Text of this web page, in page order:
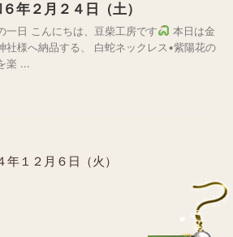
年２月２４日（土）
一日 こんにちは、豆柴工房です
本日は金
社様へ納品する、 白蛇ネックレス•紫陽花の
楽 ...
年１２月６日（火）